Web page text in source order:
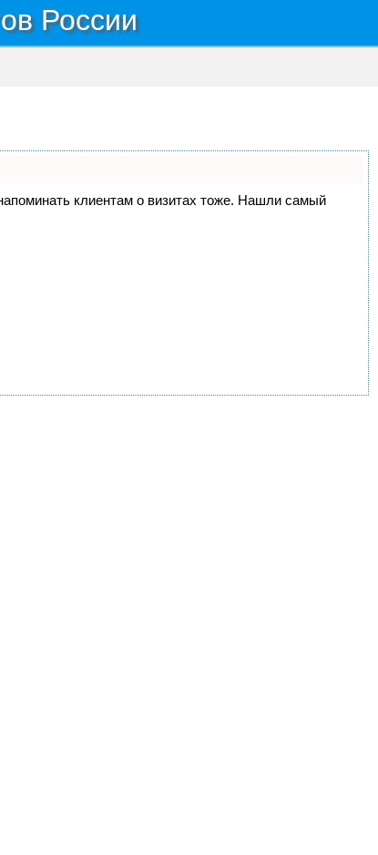
России
клиентам о визитах тоже. Нашли самый